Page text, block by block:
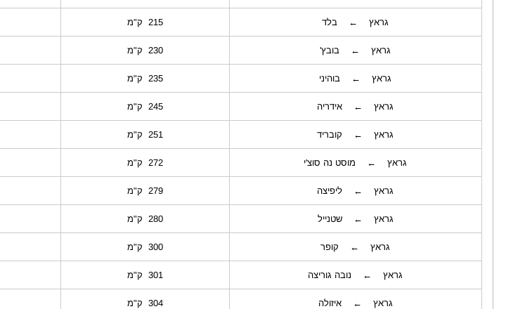
גראץ ← בלד 215 ק"מ
גראץ ← בובץ' 230 ק"מ
גראץ ← בוהיני 235 ק"מ
גראץ ← אידריה 245 ק"מ
גראץ ← קובריד 251 ק"מ
גראץ ← מוסט נה סוצ'י 272 ק"מ
גראץ ← ליפיצה 279 ק"מ
גראץ ← שטנייל 280 ק"מ
גראץ ← קופר 300 ק"מ
גראץ ← נובה גוריצה 301 ק"מ
גראץ ← איזולה 304 ק"מ